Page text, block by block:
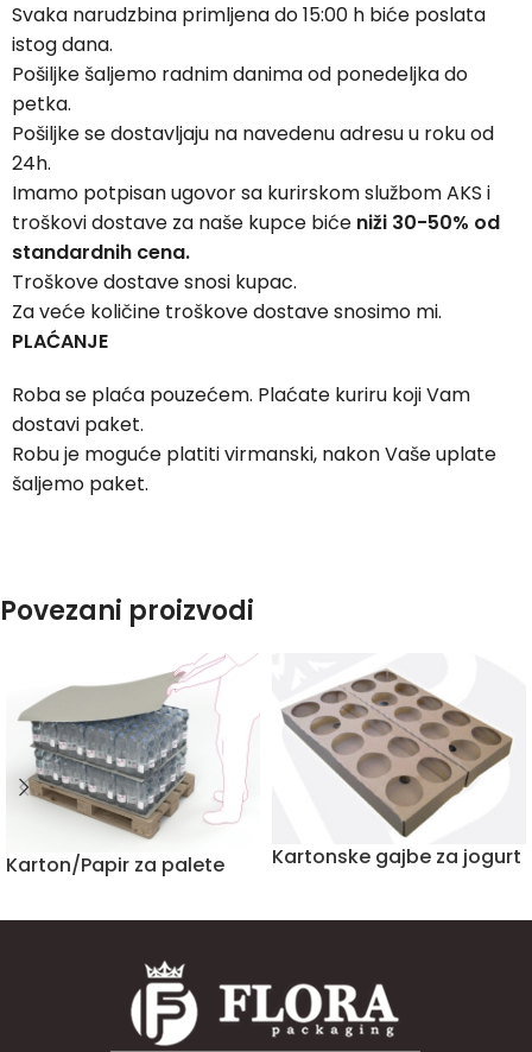
Svaka narudzbina primljena do 15:00 h biće poslata
istog dana.
Pošiljke šaljemo radnim danima od ponedeljka do
petka.
Pošiljke se dostavljaju na navedenu adresu u roku od
24h.
Imamo potpisan ugovor sa kurirskom službom AKS i
troškovi dostave za naše kupce biće niži 30-50% od
standardnih cena.
Troškove dostave snosi kupac.
Za veće količine troškove dostave snosimo mi.
PLAĆANJE
Roba se plaća pouzećem. Plaćate kuriru koji Vam
dostavi paket.
Robu je moguće platiti virmanski, nakon Vaše uplate
šaljemo paket.
Povezani proizvodi
Karton/Papir za palete Kartonske gajbe za jogurt